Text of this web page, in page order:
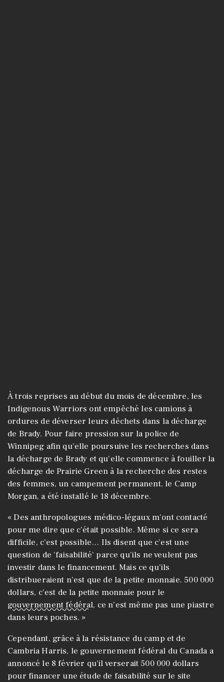
À trois reprises au début du mois de décembre, les
Indigenous Warriors ont empêché les camions à
ordures de déverser leurs déchets dans la décharge
de Brady. Pour faire pression sur la police de
Winnipeg afin qu’elle poursuive les recherches dans
la décharge de Brady et qu’elle commence à fouiller la
décharge de Prairie Green à la recherche des restes
des femmes, un campement permanent, le Camp
Morgan, a été installé le 18 décembre.
« Des anthropologues médico-légaux m’ont contacté
pour me dire que c’était possible. Même si ce sera
difficile, c’est possible… Ils disent que c’est une
question de ‘faisabilité’ parce qu’ils ne veulent pas
investir dans le financement. Mais ce qu’ils
distribueraient n’est que de la petite monnaie. 500 000
dollars, c’est de la petite monnaie pour le
gouvernement fédéral, ce n’est même pas une piastre
dans leurs poches. »
Cependant, grâce à la résistance du camp et de
Cambria Harris, le gouvernement fédéral du Canada a
annoncé le 8 février qu’il verserait 500 000 dollars
pour financer une étude de faisabilité sur le site